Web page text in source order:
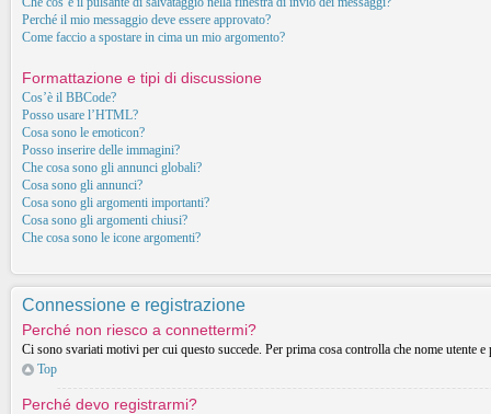
Perché il mio messaggio deve essere approvato?
Come faccio a spostare in cima un mio argomento?
Formattazione e tipi di discussione
Cos’è il BBCode?
Posso usare l’HTML?
Cosa sono le emoticon?
Posso inserire delle immagini?
Che cosa sono gli annunci globali?
Cosa sono gli annunci?
Cosa sono gli argomenti importanti?
Cosa sono gli argomenti chiusi?
Che cosa sono le icone argomenti?
Connessione e registrazione
Perché non riesco a connettermi?
Ci sono svariati motivi per cui questo succede. Per prima cosa controlla che nome utente
Top
Perché devo registrarmi?